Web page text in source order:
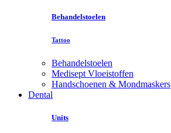
Behandelstoelen
Tattoo
Behandelstoelen
Medisept Vloeistoffen
Handschoenen & Mondmaskers
Dental
Units